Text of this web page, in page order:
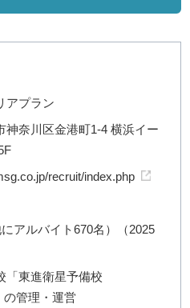
アプラン
神奈川区金港町1-4 横浜イー
recruit/index.php
アルバイト670名）（2025
「東進衛星予備校
の管理・運営